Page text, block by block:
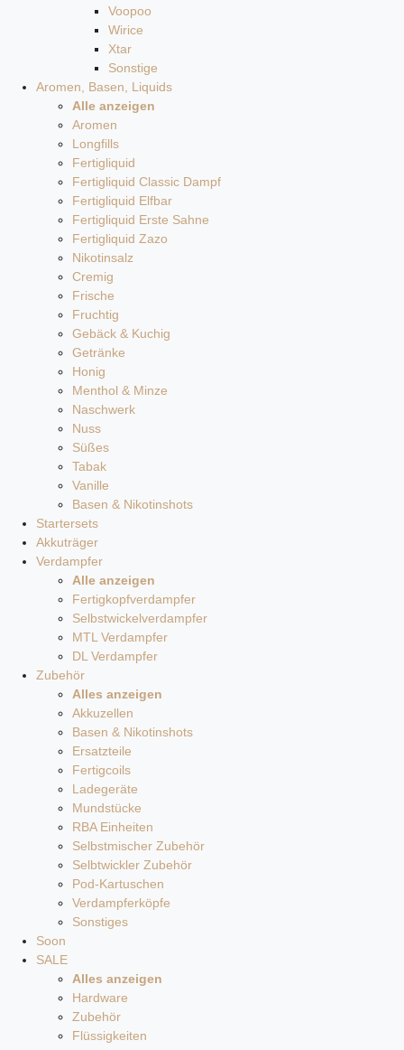
Voopoo
Wirice
Xtar
Sonstige
Aromen, Basen, Liquids
Alle anzeigen
Aromen
Longfills
Fertigliquid
Fertigliquid Classic Dampf
Fertigliquid Elfbar
Fertigliquid Erste Sahne
Fertigliquid Zazo
Nikotinsalz
Cremig
Frische
Fruchtig
Gebäck & Kuchig
Getränke
Honig
Menthol & Minze
Naschwerk
Nuss
Süßes
Tabak
Vanille
Basen & Nikotinshots
Startersets
Akkuträger
Verdampfer
Alle anzeigen
Fertigkopfverdampfer
Selbstwickelverdampfer
MTL Verdampfer
DL Verdampfer
Zubehör
Alles anzeigen
Akkuzellen
Basen & Nikotinshots
Ersatzteile
Fertigcoils
Ladegeräte
Mundstücke
RBA Einheiten
Selbstmischer Zubehör
Selbtwickler Zubehör
Pod-Kartuschen
Verdampferköpfe
Sonstiges
Soon
SALE
Alles anzeigen
Hardware
Zubehör
Flüssigkeiten